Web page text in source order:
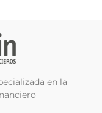
en la